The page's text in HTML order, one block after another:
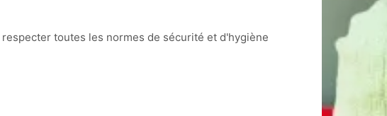
toutes les normes de sécurité et d'hygiène